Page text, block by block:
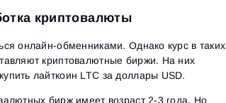
криптовалюты
онлайн-обменниками. Однако курс в таких
криптовалютные биржи. На них
лайткоин LTC за доллары USD.
бирж имеет возраст 2-3 года. Но